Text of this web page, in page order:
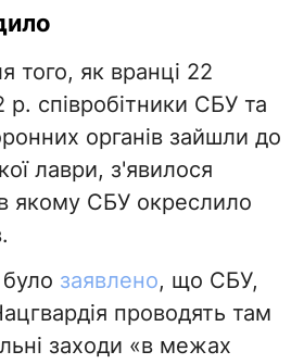
того, як вранці 22
співробітники СБУ та
органів зайшли до
лаври, з'явилося
якому СБУ окреслило
заявлено, що СБУ,
проводять там
заходи «в межах